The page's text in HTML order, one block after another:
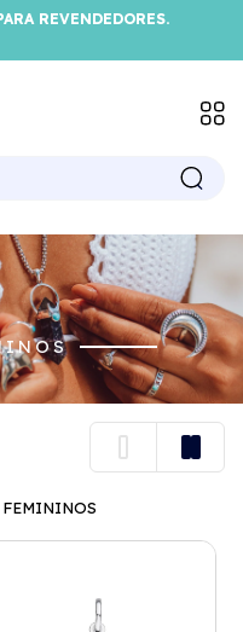
REVENDEDORES.